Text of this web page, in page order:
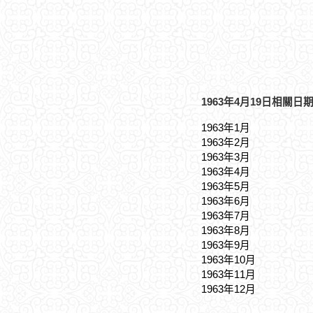
1963年4月19日相關日期
1963年1月
1963年2月
1963年3月
1963年4月
1963年5月
1963年6月
1963年7月
1963年8月
1963年9月
1963年10月
1963年11月
1963年12月